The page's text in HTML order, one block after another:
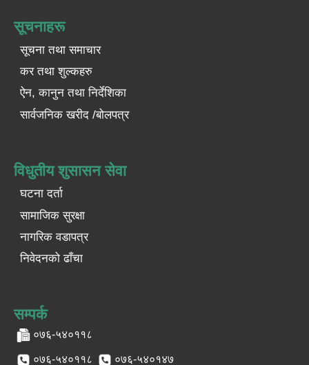
सूचनाहरू
सूचना तथा समाचार
कर तथा शुल्कहरु
ऐन, कानुन तथा निर्देशिका
सार्वजनिक खरीद /बोलपत्र
विधुतीय शुसासन सेवा
घटना दर्ता
सामाजिक सुरक्षा
नागरिक वडापत्र
निवेदनको ढाँचा
सम्पर्क
०७६-५४०११८
०७६-५४०११८ ०७६-५४०१४७